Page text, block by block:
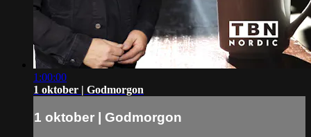
1:00:00
1 oktober | Godmorgon
1 oktober | Godmorgon